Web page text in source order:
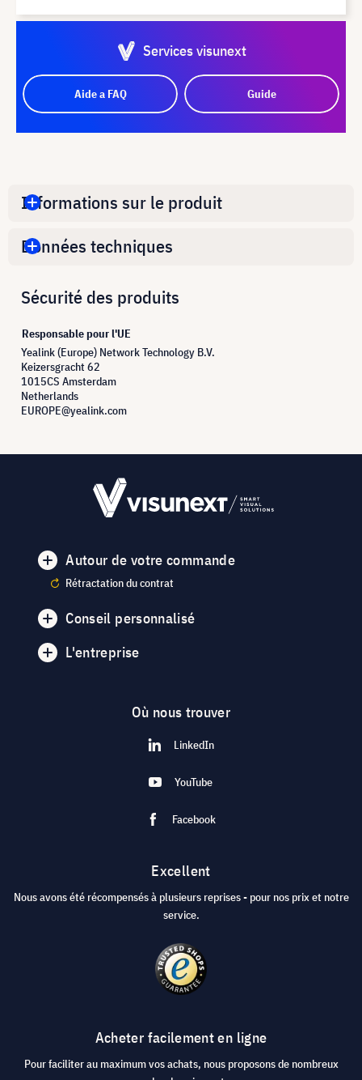
Services visunext
Aide a FAQ Guide
Informations sur le produit
Données techniques
Sécurité des produits
Responsable pour l'UE
Yealink (Europe) Network Technology B.V.
Keizersgracht 62
1015CS Amsterdam
Netherlands
EUROPE@yealink.com
Autour de votre commande
Rétractation du contrat
Conseil personnalisé
L'entreprise
Où nous trouver
LinkedIn
YouTube
Facebook
Excellent
Nous avons été récompensés à plusieurs reprises - pour nos prix et notre
service.
Acheter facilement en ligne
Pour faciliter au maximum vos achats, nous proposons de nombreux